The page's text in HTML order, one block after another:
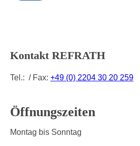
Kontakt REFRATH
Tel.: / Fax: +49 (0) 2204 30 20 259
Öffnungszeiten
Montag bis Sonntag